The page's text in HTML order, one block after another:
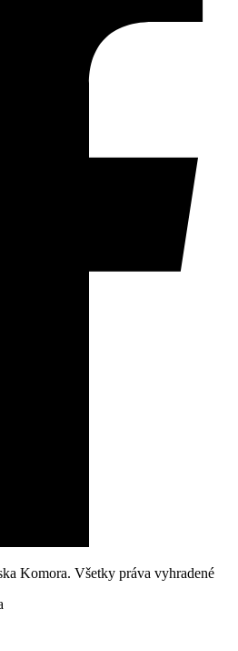
Komora. Všetky práva vyhradené